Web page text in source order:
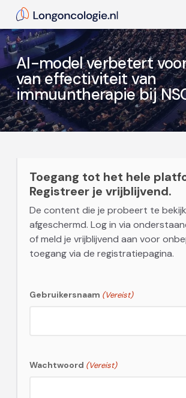
main
content
AI-model verbetert
van effectiviteit van
immuuntherapie bij
Toegang tot het hele
Registreer je vrijblijvend.
De content die je probeert te
afgeschermd. Log in via
of meld je vrijblijvend aan voor
toegang via de registratiepagina.
Gebruikersnaam (Vereist)
Wachtwoord (Vereist)